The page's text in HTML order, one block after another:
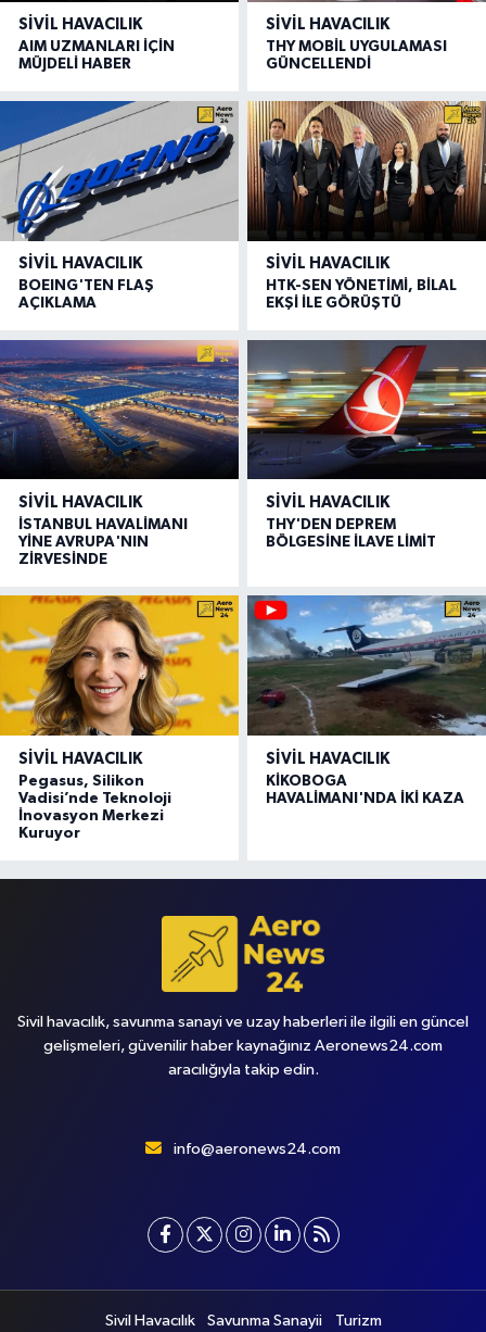
SIVIL HAVACILIK
AIM UZMANLARI İÇİN
MÜJDELİ HABER
SIVIL HAVACILIK
THY MOBİL UYGULAMASI
GÜNCELLENDİ
SIVIL HAVACILIK
BOEING'TEN FLAŞ
AÇIKLAMA
SIVIL HAVACILIK
HTK-SEN YÖNETİMİ, BİLAL
EKŞİ İLE GÖRÜŞTÜ
SIVIL HAVACILIK
İSTANBUL HAVALİMANI
YİNE AVRUPA'NIN
ZİRVESİNDE
SIVIL HAVACILIK
THY'DEN DEPREM
BÖLGESİNE İLAVE LİMİT
SIVIL HAVACILIK
Pegasus, Silikon
Vadisi’nde Teknoloji
İnovasyon Merkezi
Kuruyor
SIVIL HAVACILIK
KİKOBOGA
HAVALİMANI'NDA İKİ KAZA
Sivil havacılık, savunma sanayi ve uzay haberleri ile ilgili en güncel
gelişmeleri, güvenilir haber kaynağınız Aeronews24.com
aracılığıyla takip edin.
info@aeronews24.com
Sivil Havacılık Savunma Sanayii Turizm